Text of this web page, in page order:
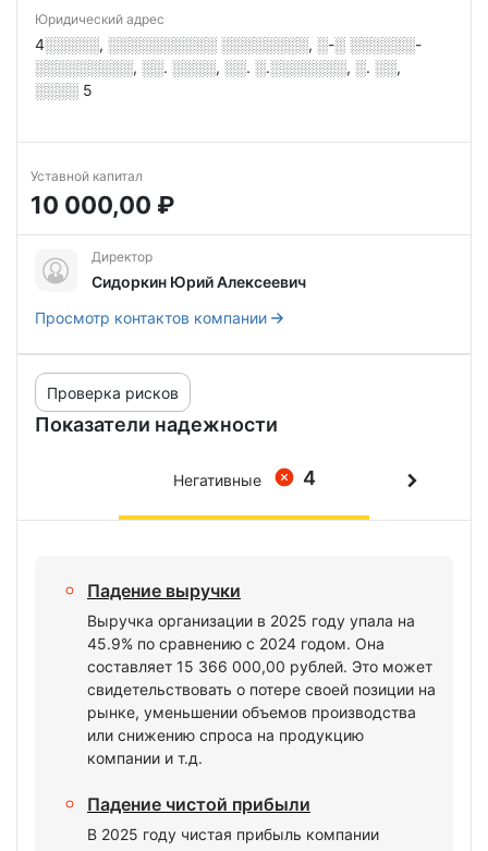
Юридический адрес
4░░░░░, ░░░░░░░░░░ ░░░░░░░░, ░-░ ░░░░░░-
░░░░░░░░░, ░░. ░░░░, ░░. ░.░░░░░░░, ░. ░░,
░░░░ 5
Уставной капитал
10 000,00 ₽
Директор
Сидоркин Юрий Алексеевич
Просмотр контактов компании
Показатели надежности
Проверка рисков
4
Негативные
Падение выручки
Выручка организации в 2025 году упала на
45.9% по сравнению с 2024 годом. Она
составляет 15 366 000,00 рублей. Это может
свидетельствовать о потере своей позиции на
рынке, уменьшении объемов производства
или снижению спроса на продукцию
компании и т.д.
Падение чистой прибыли
В 2025 году чистая прибыль компании